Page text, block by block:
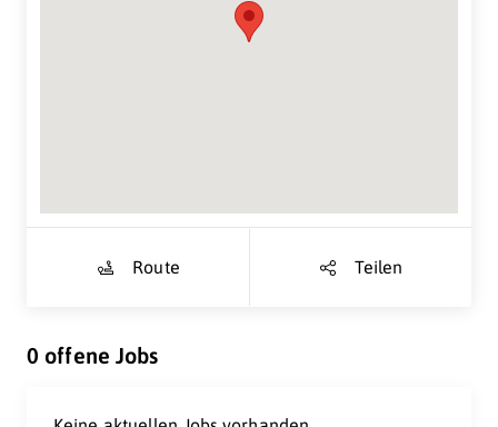
Route Teilen
0 offene Jobs